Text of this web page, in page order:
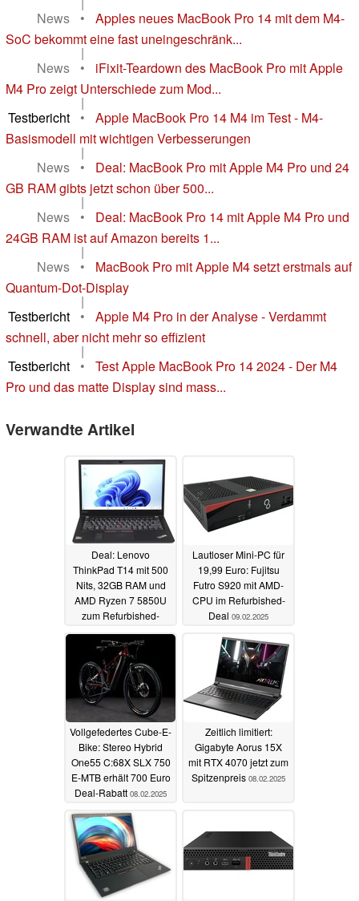
News
•
Apples neues MacBook Pro 14 mit dem M4-
SoC bekommt eine fast uneingeschränk...
|
News
•
iFixit-Teardown des MacBook Pro mit Apple
M4 Pro zeigt Unterschiede zum Mod...
|
Testbericht
•
Apple MacBook Pro 14 M4 im Test - M4-
Basismodell mit wichtigen Verbesserungen
|
News
•
Deal: MacBook Pro mit Apple M4 Pro und 24
GB RAM gibts jetzt schon über 500...
|
News
•
Deal: MacBook Pro 14 mit Apple M4 Pro und
24GB RAM ist auf Amazon bereits 1...
|
News
•
MacBook Pro mit Apple M4 setzt erstmals auf
Quantum-Dot-Display
|
Testbericht
•
Apple M4 Pro in der Analyse - Verdammt
schnell, aber nicht mehr so effizient
|
Testbericht
•
Test Apple MacBook Pro 14 2024 - Der M4
Pro und das matte Display sind mass...
Verwandte Artikel
Deal: Lenovo
ThinkPad T14 mit 500
Nits, 32GB RAM und
AMD Ryzen 7 5850U
zum Refurbished-
Spitzenpreis10.02.2025
Lautloser Mini-PC für
19,99 Euro: Fujitsu
Futro S920 mit AMD-
CPU im Refurbished-
Deal 09.02.2025
Vollgefedertes Cube-E-
Bike: Stereo Hybrid
One55 C:68X SLX 750
E-MTB erhält 700 Euro
Deal-Rabatt 08.02.2025
Zeitlich limitiert:
Gigabyte Aorus 15X
mit RTX 4070 jetzt zum
Spitzenpreis 08.02.2025